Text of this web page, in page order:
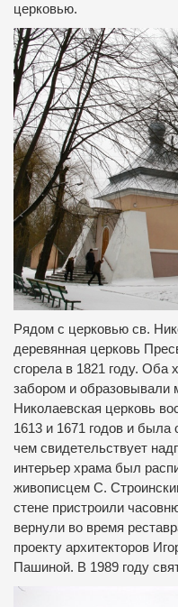
церковью.
Рядом с церковью св.
деревянная церковь
сгорела в 1821 году.
забором и образовывали
Николаевская церковь
1613 и 1671 годов и была
чем свидетельствует
интерьер храма был
живописцем С.
стене пристроили
вернули во время
проекту архитекторов
Пашиной. В 1989 году